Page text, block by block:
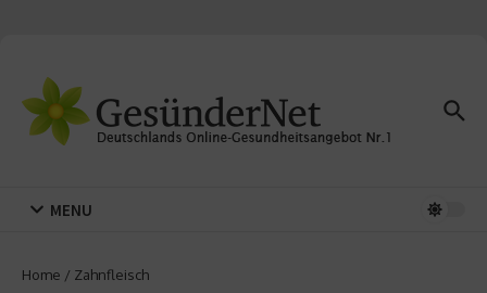
MENU
Home / Zahnfleisch